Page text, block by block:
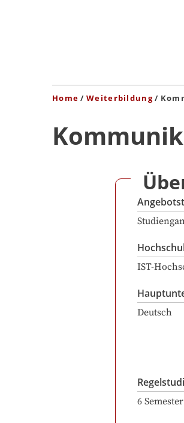
Home Weiterbildung
IST-
Deutsch
6 Semester